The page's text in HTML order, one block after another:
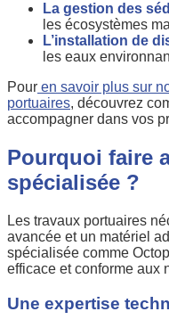
La gestion des
les écosystèmes
L’installation de
les eaux
Pour en savoir plus sur
portuaires, découvrez
accompagner dans vos
Pourquoi faire
spécialisée ?
Les travaux portuaires
avancée et un matériel
spécialisée comme
efficace et conforme aux
Une expertise